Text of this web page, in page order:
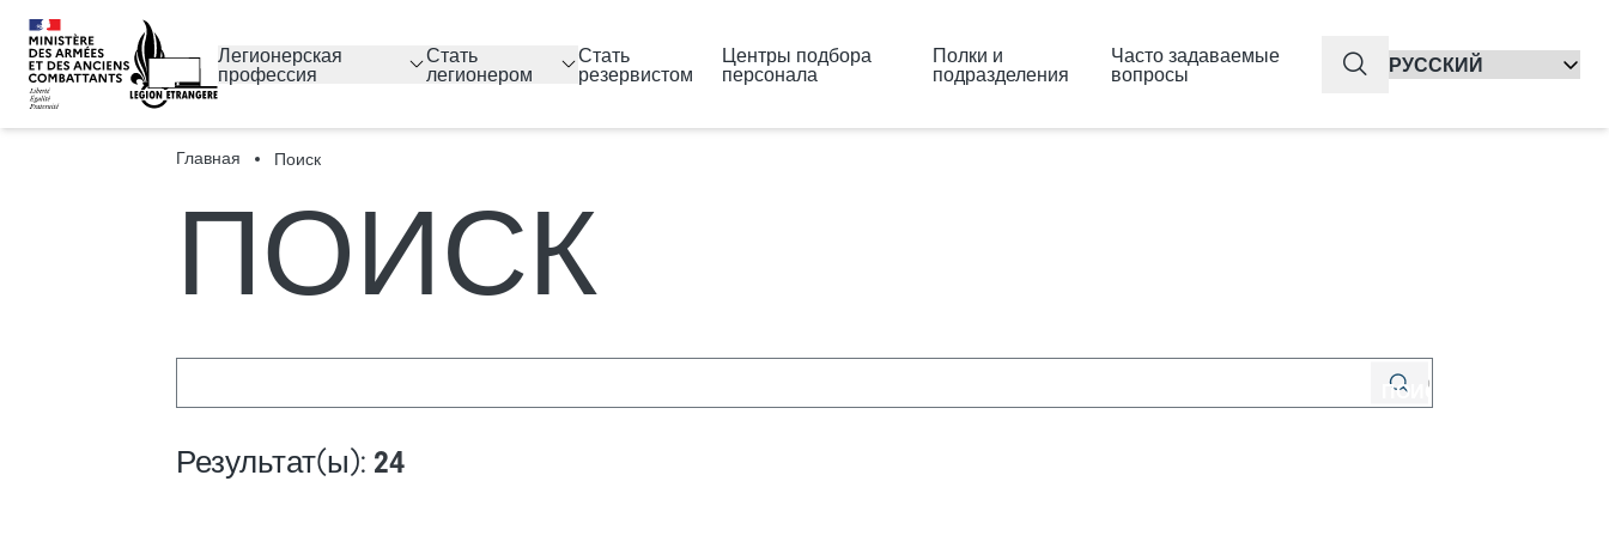
Легионерская
профессия
Стать
легионером
Стать
резервистом
Центры подбора
персонала
Полки и
подразделения
Часто задаваемые
вопросы
QuickSearch
Главная Поиск
ПОИСК
Результат(ы): 24